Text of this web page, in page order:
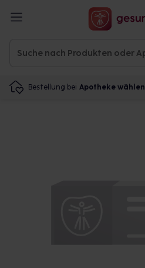
Bestellung bei Apotheke wählen